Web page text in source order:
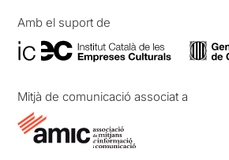
Amb el suport de
Mitjà de comunicació associat a